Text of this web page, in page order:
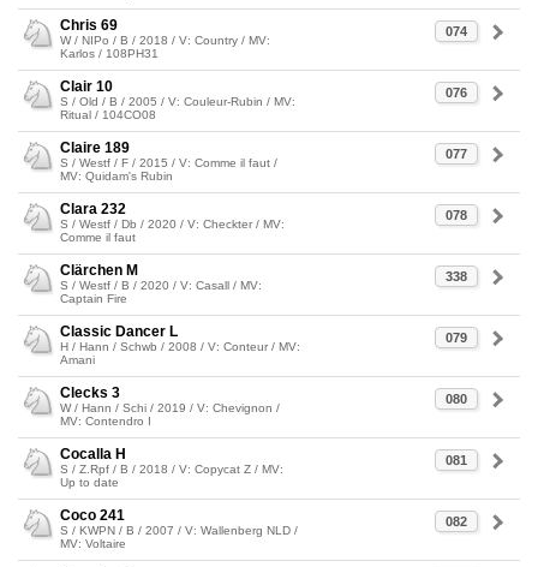
074
Chris 69
W / NIPo / B / 2018 / V: Country / MV:
Karlos / 108PH31
076
Clair 10
S / Old / B / 2005 / V: Couleur-Rubin / MV:
Ritual / 104CO08
077
Claire 189
S / Westf / F / 2015 / V: Comme il faut /
MV: Quidam's Rubin
078
Clara 232
S / Westf / Db / 2020 / V: Checkter / MV:
Comme il faut
338
Clärchen M
S / Westf / B / 2020 / V: Casall / MV:
Captain Fire
079
Classic Dancer L
H / Hann / Schwb / 2008 / V: Conteur / MV:
Amani
080
Clecks 3
W / Hann / Schi / 2019 / V: Chevignon /
MV: Contendro I
081
Cocalla H
S / Z.Rpf / B / 2018 / V: Copycat Z / MV:
Up to date
082
Coco 241
S / KWPN / B / 2007 / V: Wallenberg NLD /
MV: Voltaire